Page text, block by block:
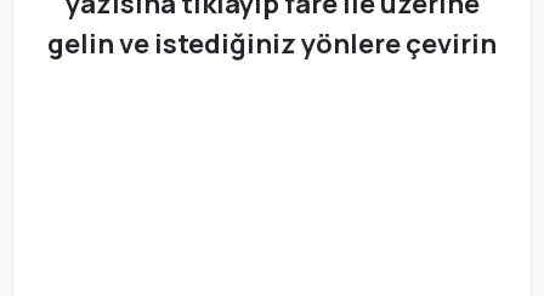
gelin ve istediğiniz yönlere çevirin